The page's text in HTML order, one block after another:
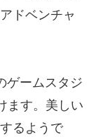
ドベンチャ
ゲームスタジ
ます。美しい
るようで